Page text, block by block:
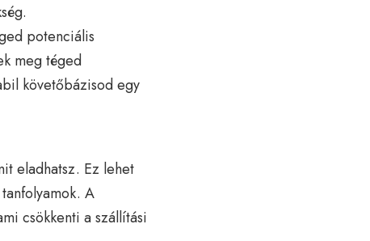
potenciális
meg téged
követőbázisod egy
eladhatsz. Ez lehet
A
csökkenti a szállítási